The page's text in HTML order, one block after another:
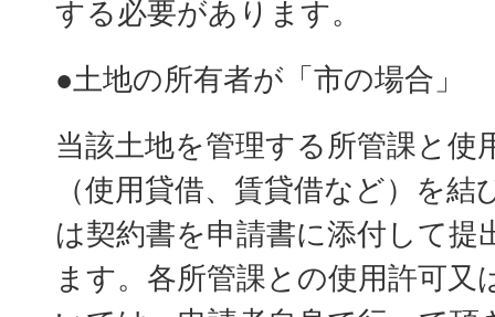
する必要があります。
●土地の所有者が「市の場合」
当該土地を管理する所管課と使
（使用貸借、賃貸借など）を結
は契約書を申請書に添付して提
ます。各所管課との使用許可又